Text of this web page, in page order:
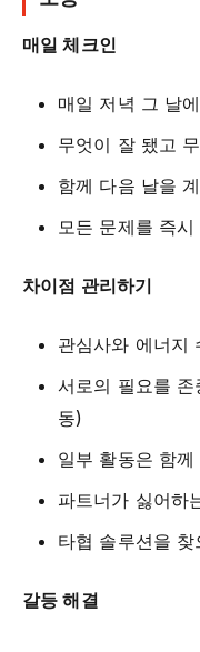
매일 체크인
매일 저녁 그 날
무엇이 잘 됐고
함께 다음 날을
모든 문제를 즉시
차이점 관리하기
관심사와 에너지
서로의 필요를
동)
일부 활동은 함
파트너가 싫어하
타협 솔루션을 찾
갈등 해결